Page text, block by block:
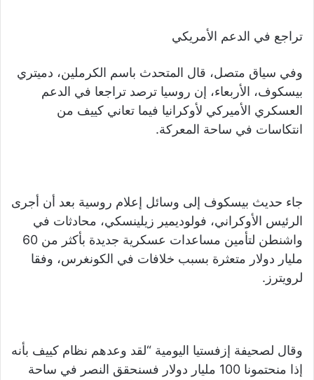
تراجع في الدعم الأمريكي
وفي سياق متصل، قال المتحدث باسم الكرملين، دميتري
بيسكوف، الأربعاء، إن روسيا ترصد تراجعا في الدعم
العسكري الأميركي لأوكرانيا فيما تعاني كييف من
انتكاسات في ساحة المعركة.
جاء حديث بيسكوف إلى وسائل إعلام روسية بعد أن أجرى
الرئيس الأوكراني، فولوديمير زيلينسكي، محادثات في
واشنطن لتأمين مساعدات عسكرية جديدة بأكثر من 60
مليار دولار متعثرة بسبب خلافات في الكونغرس، وفقا
لرويترز.
وقال لصحيفة إزفستيا اليومية “لقد وعدهم نظام كييف بأنه
إذا منحتمونا 100 مليار دولار فسنحقق النصر في ساحة